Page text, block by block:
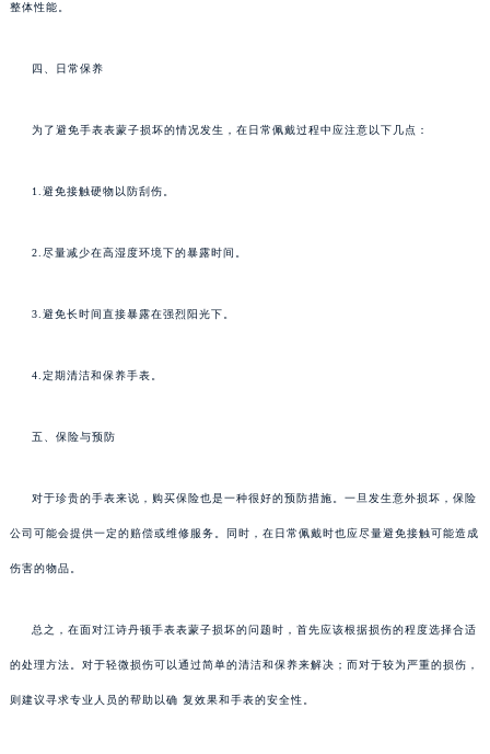
整体性能。
四、日常保养
为了避免手表表蒙子损坏的情况发生，在日常佩戴过程中应注意以下几点：
1.避免接触硬物以防刮伤。
2.尽量减少在高湿度环境下的暴露时间。
3.避免长时间直接暴露在强烈阳光下。
4.定期清洁和保养手表。
五、保险与预防
对于珍贵的手表来说，购买保险也是一种很好的预防措施。一旦发生意外损坏，保险
公司可能会提供一定的赔偿或维修服务。同时，在日常佩戴时也应尽量避免接触可能造成
伤害的物品。
总之，在面对江诗丹顿手表表蒙子损坏的问题时，首先应该根据损伤的程度选择合适
的处理方法。对于轻微损伤可以通过简单的清洁和保养来解决；而对于较为严重的损伤，
则建议寻求专业人员的帮助以确 复效果和手表的安全性。